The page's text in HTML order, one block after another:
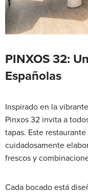
PINXOS 32:
Españolas
Inspirado en la
Pinxos 32 invita a
tapas. Este
cuidadosamente
frescos y
Cada bocado está